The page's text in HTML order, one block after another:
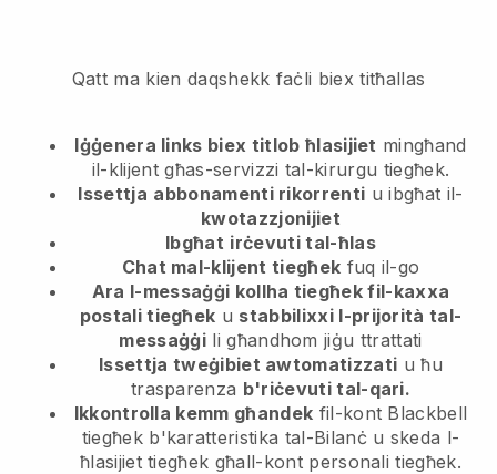
Qatt ma kien daqshekk faċli biex titħallas
Iġġenera links biex titlob ħlasijiet mingħand
il-klijentgħas-servizzi tal-kirurgu tiegħek.
Issettja abbonamenti rikorrenti u ibgħat il-
kwotazzjonijiet
Ibgħat irċevuti tal-ħlas
Chat mal-klijent tiegħek fuq il-go
Ara l-messaġġi kollha tiegħek fil-kaxxa
postali tiegħek u stabbilixxi l-prijorità tal-
messaġġili għandhom jiġu ttrattati
Issettja tweġibiet awtomatizzati u ħu
trasparenza b'riċevuti tal-qari.
Ikkontrolla kemm għandek fil-kont Blackbell
tiegħek b'karatteristika tal-Bilanċ u skeda l-
ħlasijiet tiegħek għall-kont personali tiegħek.